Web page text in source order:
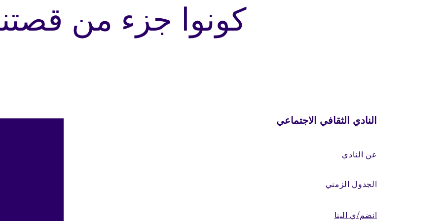
كونوا جزء من
النادي الثقافي الاجتماعي
عن النادي
الجدول الزمني
انضم/ي الينا